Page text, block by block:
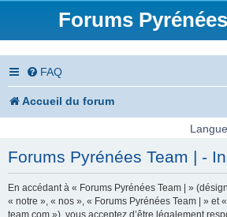
Forums
FAQ
Accueil du forum
Forums Pyrénées Team | -
En accédant à « Forums Pyrénées Team | »
« notre », « nos », « Forums Pyrénées Team | » et
team.com »), vous acceptez d’être légalement